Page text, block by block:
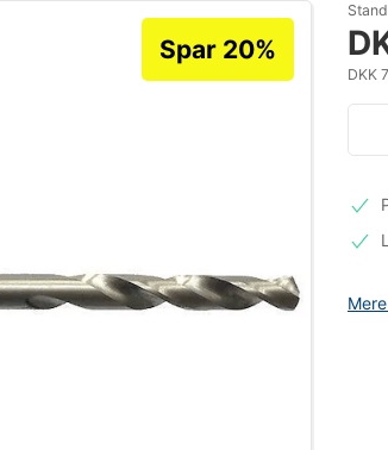
Spar 20%
DKK